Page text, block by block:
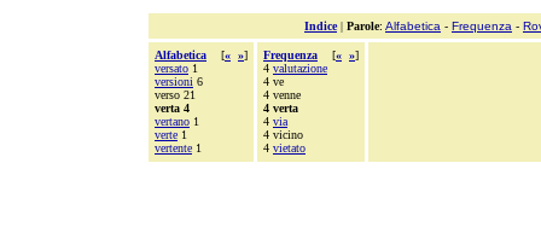
Indice| Parole: Alfabetica - Frequenza -
Alfabetica [« »]
versato 1
versioni 6
verso 21
verta 4
vertano 1
verte 1
vertente 1
Frequenza [« »]
4 valutazione
4 ve
4 venne
4 verta
4 via
4 vicino
4 vietato